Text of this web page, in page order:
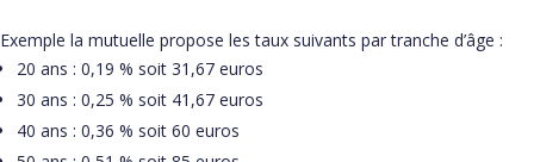
Exemple la mutuelle propose les taux suivants par tranche d’âge :
20 ans : 0,19 % soit 31,67 euros
30 ans : 0,25 % soit 41,67 euros
40 ans : 0,36 % soit 60 euros